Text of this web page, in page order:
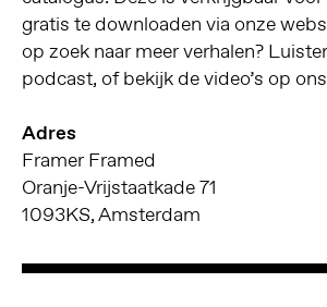
gratis te downloaden via onze
op zoek naar meer verhalen?
podcast, of bekijk de video’s op
Adres
Framer Framed
Oranje-Vrijstaatkade 71
1093KS, Amsterdam